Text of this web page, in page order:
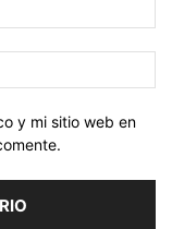
y mi sitio web en